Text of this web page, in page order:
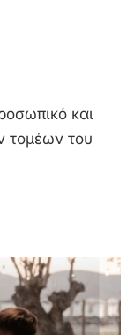
και
τομέων του